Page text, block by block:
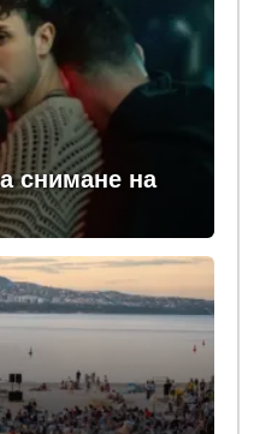
снимане на